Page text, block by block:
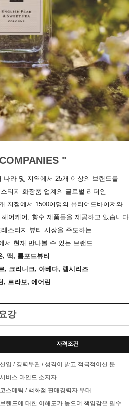
"
나라 및 지역에서 25개 이상의 브랜드를
티지 화장품 업계의 글로벌 리더인
지점에서 1500여명의 뷰티어드바이저와
어케어, 향수 제품들을 제공하고 있습니다.
스티지 뷰티 시장을 주도하는
서 현재 만나볼 수 있는 브랜드
맥, 톰포드뷰티
, 크리니크, 아베다, 랩시리즈
, 르라보, 에어린
강
자격조건
신입 / 경력무관 / 성격이 밝고 적극적이신 분
서비스 마인드 소지자
코스메틱 / 백화점 판매경력자 우대
브랜드에 대한 이해도가 높으며 책임감은 필수